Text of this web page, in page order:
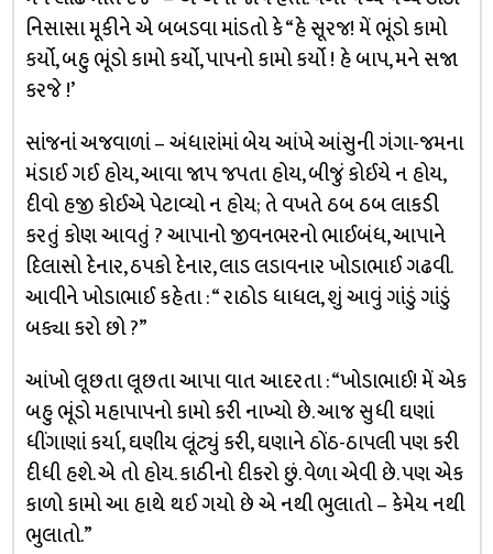
નિસાસા મૂકીને એ બબડવા માંડતો કે “હે સૂરજ! મેં ભૂંડો કામો
કર્યો, બહુ ભૂંડો કામો કર્યો, પાપનો કામો કર્યો ! હે બાપ, મને સજા
કરજે !’
સાંજનાં અજવાળાં – અંધારાંમાં બેય આંખે આંસુની ગંગા-જમના
મંડાઈ ગઈ હોય, આવા જાપ જપતા હોય, બીજું કોઈયે ન હોય,
દીવો હજી કોઈએ પેટાવ્યો ન હોય; તે વખતે ઠબ ઠબ લાકડી
કરતું કોણ આવતું ? આપાનો જીવનભરનો ભાઈબંધ, આપાને
દિલાસો દેનાર, ઠપકો દેનાર, લાડ લડાવનાર ખોડાભાઈ ગઢવી.
આવીને ખોડાભાઈ કહેતા : “ રાઠોડ ધાધલ, શું આવું ગાંડું ગાંડું
બક્યા કરો છો ?”
આંખો લૂછતા લૂછતા આપા વાત આદરતા : “ખોડાભાઈ! મેં એક
બહુ ભૂંડો મહાપાપનો કામો કરી નાખ્યો છે. આજ સુધી ઘણાં
ધીંગાણાં કર્યા, ઘણીય લૂંટ્યું કરી, ઘણાને ઠોંઠ-ઠાપલી પણ કરી
દીધી હશે. એ તો હોય. કાઠીનો દીકરો છું. વેળા એવી છે. પણ એક
કાળો કામો આ હાથે થઈ ગયો છે એ નથી ભુલાતો – કેમેય નથી
ભુલાતો.”